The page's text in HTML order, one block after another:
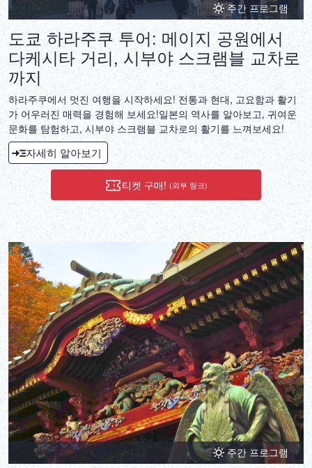
주간 프로그램
도쿄 하라주쿠 투어: 메이지 공원에서
다케시타 거리, 시부야 스크램블 교차로
까지
하라주쿠에서 멋진 여행을 시작하세요! 전통과 현대, 고요함과 활기
가 어우러진 매력을 경험해 보세요!일본의 역사를 알아보고, 귀여운
문화를 탐험하고, 시부야 스크램블 교차로의 활기를 느껴보세요!
자세히 알아보기
티켓 구매! (외부 링크)
주간 프로그램